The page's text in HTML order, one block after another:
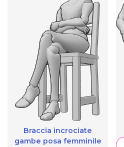
Braccia incrociate
gambe posa femminile